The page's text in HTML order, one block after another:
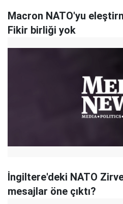
Macron NATO'yu
Fikir birliği yok
İngiltere'deki NATO
mesajlar öne çıktı?